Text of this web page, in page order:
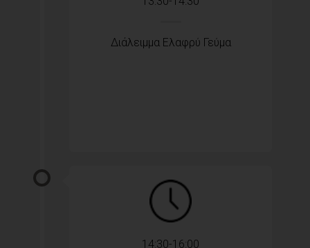
Διάλειμμα Ελαφρύ Γεύμα
14:30-16:00